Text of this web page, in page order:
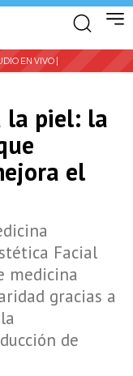
EN VIVO |
la piel: la
el
Facial
medicina
gracias a
de